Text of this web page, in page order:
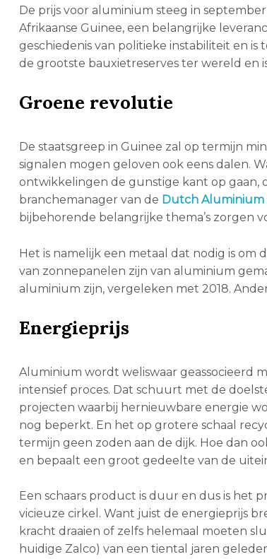
De prijs voor aluminium steeg in
Afrikaanse Guinee, een belangrijke
geschiedenis van politieke instabiliteit en
de grootste bauxietreserves ter wereld en
Groene revolutie
De staatsgreep in Guinee zal op termijn
signalen mogen geloven ook eens dalen.
ontwikkelingen de gunstige kant op gaan,
branchemanager van de Dutch Aluminium
bijbehorende belangrijke thema’s zorgen
Het is namelijk een metaal dat nodig is om
van zonnepanelen zijn van aluminium
aluminium zijn, vergeleken met 2018.
Energieprijs
Aluminium wordt weliswaar geassocieerd
intensief proces. Dat schuurt met de
projecten waarbij hernieuwbare energie
nog beperkt. En het op grotere schaal
termijn geen zoden aan de dijk. Hoe dan
en bepaalt een groot gedeelte van de
Een schaars product is duur en dus is het
vicieuze cirkel. Want juist de energieprijs
kracht draaien of zelfs helemaal moeten
huidige Zalco) van een tiental jaren